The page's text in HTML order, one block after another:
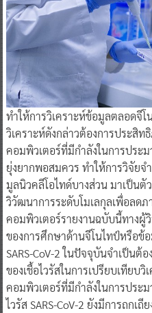
ทำให้การวิเคราะห์ข้อมูลตลอดจีโ
วิเคราะห์ดังกล่าวต้องการประสิ
คอมพิวเตอร์ที่มีกำลังในการประ
ยุ่งยากพอสมควร ทำให้การวิจัยจ
มูลนิวคลีโอไทด์บางส่วน มาเป็น
วิวัฒนาการระดับโมเลกุลเพื่อลดภ
คอมพิวเตอร์รายงานฉบับนี้ทางผู้
ของการศึกษาด้านจีโนไทป์หรือข้
SARS-CoV-2 ในปัจจุบันจำเป็นต้
ของเชื้อไวรัสในการเปรียบเทียบ
คอมพิวเตอร์ที่มีกำลังในการประ
ไวรัส SARS-CoV-2 ยังมีการถกเ